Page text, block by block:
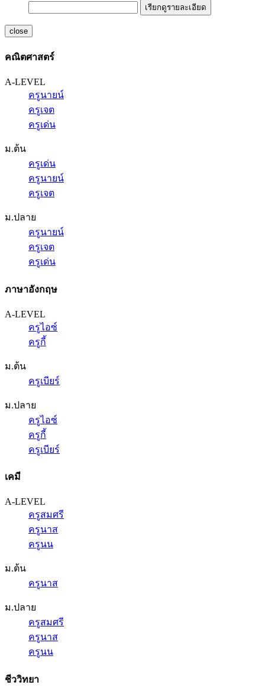
เรียกดูรายละเอียด
close
คณิตศาสตร์
A-LEVEL
ครูนายน์
ครูเจต
ครูเด่น
ม.ต้น
ครูเด่น
ครูนายน์
ครูเจต
ม.ปลาย
ครูนายน์
ครูเจต
ครูเด่น
ภาษาอังกฤษ
A-LEVEL
ครูไอซ์
ครูกี้
ม.ต้น
ครูเบียร์
ม.ปลาย
ครูไอซ์
ครูกี้
ครูเบียร์
เคมี
A-LEVEL
ครูสมศรี
ครูนาส
ครูนน
ม.ต้น
ครูนาส
ม.ปลาย
ครูสมศรี
ครูนาส
ครูนน
ชีววิทยา